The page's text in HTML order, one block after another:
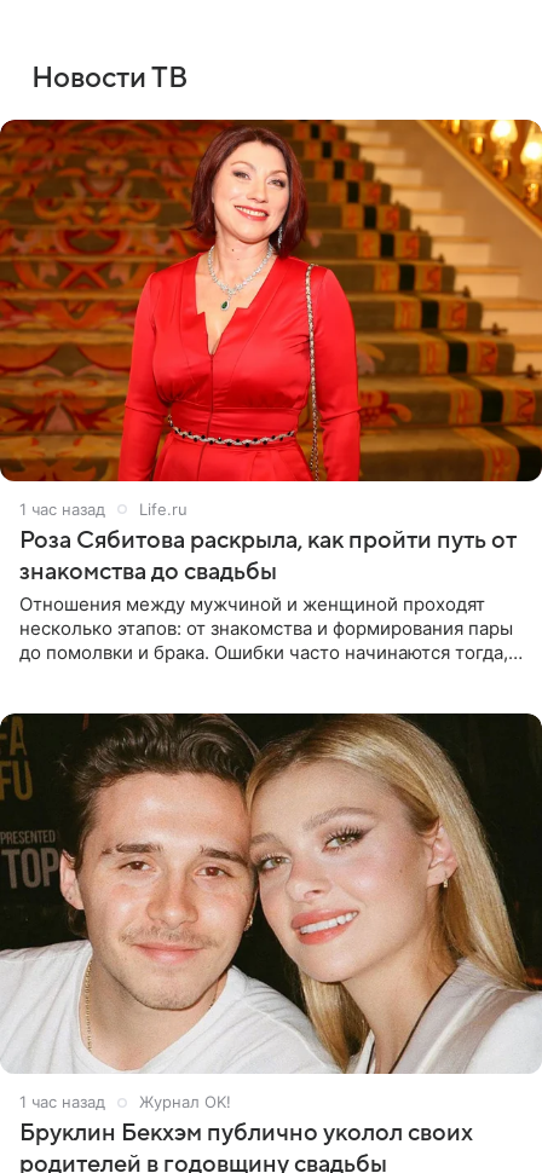
Новости ТВ
1 час назад Life.ru
Роза Сябитова раскрыла, как пройти путь от
знакомства до свадьбы
Отношения между мужчиной и женщиной проходят
несколько этапов: от знакомства и формирования пары
до помолвки и брака. Ошибки часто начинаются тогда,
1 час назад Журнал OK!
Бруклин Бекхэм публично уколол своих
родителей в годовщину свадьбы